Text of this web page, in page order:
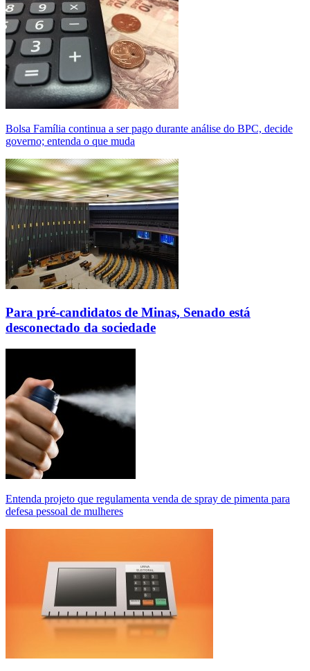
Bolsa Família continua a ser pago durante análise do BPC, decide
governo; entenda o que muda
Para pré-candidatos de Minas, Senado está
desconectado da sociedade
Entenda projeto que regulamenta venda de spray de pimenta para
defesa pessoal de mulheres